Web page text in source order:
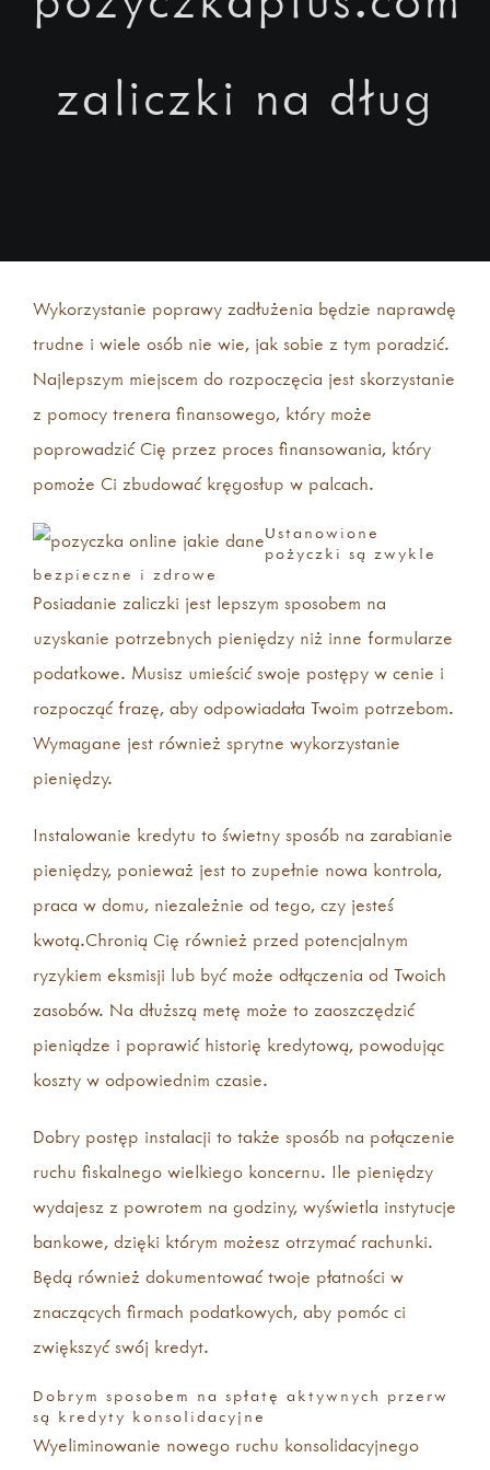
zaliczki na dług
Wykorzystanie poprawy zadłużenia będzie naprawdę
trudne i wiele osób nie wie, jak sobie z tym poradzić.
Najlepszym miejscem do rozpoczęcia jest skorzystanie
z pomocy trenera finansowego, który może
poprowadzić Cię przez proces finansowania, który
pomoże Ci zbudować kręgosłup w palcach.
Ustanowione
pożyczki są zwykle
bezpieczne i zdrowe
Posiadanie zaliczki jest lepszym sposobem na
uzyskanie potrzebnych pieniędzy niż inne formularze
podatkowe. Musisz umieścić swoje postępy w cenie i
rozpocząć frazę, aby odpowiadała Twoim potrzebom.
Wymagane jest również sprytne wykorzystanie
pieniędzy.
Instalowanie kredytu to świetny sposób na zarabianie
pieniędzy, ponieważ jest to zupełnie nowa kontrola,
praca w domu, niezależnie od tego, czy jesteś
kwotą.Chronią Cię również przed potencjalnym
ryzykiem eksmisji lub być może odłączenia od Twoich
zasobów. Na dłuższą metę może to zaoszczędzić
pieniądze i poprawić historię kredytową, powodując
koszty w odpowiednim czasie.
Dobry postęp instalacji to także sposób na połączenie
ruchu fiskalnego wielkiego koncernu. Ile pieniędzy
wydajesz z powrotem na godziny, wyświetla instytucje
bankowe, dzięki którym możesz otrzymać rachunki.
Będą również dokumentować twoje płatności w
znaczących firmach podatkowych, aby pomóc ci
zwiększyć swój kredyt.
Dobrym sposobem na spłatę aktywnych przerw
są kredyty konsolidacyjne
Wyeliminowanie nowego ruchu konsolidacyjnego